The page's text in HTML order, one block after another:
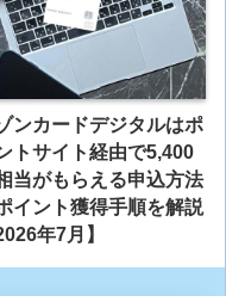
ンカードデジタルはポ
トサイト経由で5,400
当がもらえる申込方法
イント獲得手順を解説
年7月】